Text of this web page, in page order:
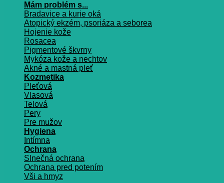
Mám problém s...
Bradavice a kurie oká
Atopický ekzém, psoriáza a seborea
Hojenie kože
Rosacea
Pigmentové škvrny
Mykóza kože a nechtov
Akné a mastná pleť
Kozmetika
Pleťová
Vlasová
Telová
Pery
Pre mužov
Hygiena
Intímna
Ochrana
Slnečná ochrana
Ochrana pred potením
Vši a hmyz